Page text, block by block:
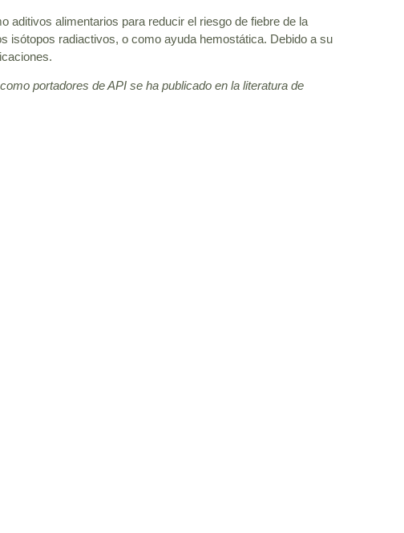
aditivos alimentarios para reducir el riesgo de fiebre de la
isótopos radiactivos, o como ayuda hemostática. Debido a su
portadores de API se ha publicado en la literatura de